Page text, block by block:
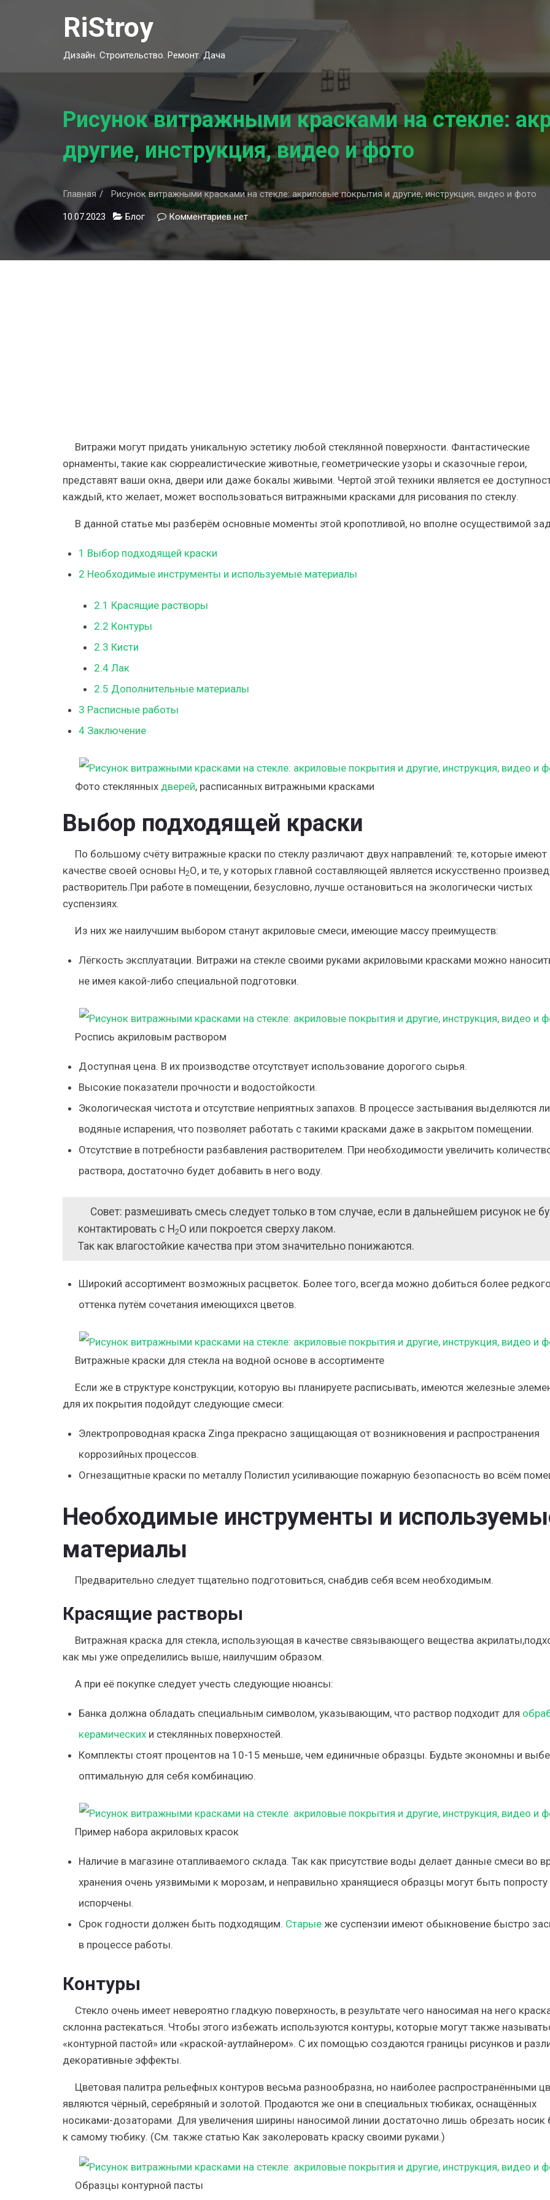
RiStroy
Дизайн. Строительство. Ремонт. Дача
Рисунок витражными красками на стекле:
другие, инструкция, видео и фото
Главная Рисунок витражными красками на стекле: акриловые покрытия и другие, инструкция, видео и фото
10.07.2023 Блог Комментариевк
записи
витражными
нет
Витражи могут придать уникальную эстетику любой стеклянной поверхности. Фантастические
орнаменты, такие как сюрреалистические животные, геометрические узоры и сказочные герои,
представят ваши окна, двери или даже бокалы живыми. Чертой этой техники является ее
каждый, кто желает, может воспользоваться витражными красками для рисования по стеклу.
В данной статье мы разберём основные моменты этой кропотливой, но вполне осуществимой
1 Выбор подходящей краски
2 Необходимые инструменты и используемые материалы
2.1 Красящие растворы
2.2 Контуры
2.3 Кисти
2.4 Лак
2.5 Дополнительные материалы
3 Расписные работы
4Заключение
Фото стеклянных дверей, расписанных витражными красками
Выбор подходящей краски
По большому счёту витражные краски по стеклу различают двух направлений: те, которые имеют
качестве своей основы Н2О, и те, у которых главной составляющей является искусственно
растворитель.При работе в помещении, безусловно, лучше остановиться на экологически чистых
суспензиях.
Из них же наилучшим выбором станут акриловые смеси, имеющие массу преимуществ:
Лёгкость эксплуатации. Витражи на стекле своими руками акриловыми красками можно
не имея какой-либо специальной подготовки.
Роспись акриловым раствором
Доступная цена. В их производстве отсутствует использование дорогого сырья.
Высокие показатели прочности и водостойкости.
Экологическая чистота и отсутствие неприятных запахов. В процессе застывания выделяются
водяные испарения, что позволяет работать с такими красками даже в закрытом помещении.
Отсутствие в потребности разбавления растворителем. При необходимости увеличить
раствора, достаточно будет добавить в него воду.
Совет: размешивать смесь следует только в том случае, если в дальнейшем рисунок не
контактировать с Н2О или покроется сверху лаком.
Так как влагостойкие качества при этом значительно понижаются.
Широкий ассортимент возможных расцветок. Более того, всегда можно добиться более редкого
оттенка путём сочетания имеющихся цветов.
Витражные краски для стекла на водной основе в ассортименте
Если же в структуре конструкции, которую вы планируете расписывать, имеются железные
для их покрытия подойдут следующие смеси:
Электропроводная краска Zinga прекрасно защищающая от возникновения и распространения
коррозийных процессов.
Огнезащитные краски по металлу Полистил усиливающие пожарную безопасность во всём
Необходимые инструменты и
материалы
Предварительно следует тщательно подготовиться, снабдив себя всем необходимым.
Красящие растворы
Витражная краска для стекла, использующая в качестве связывающего вещества
как мы уже определились выше, наилучшим образом.
А при её покупке следует учесть следующие нюансы:
Банка должна обладать специальным символом, указывающим, что раствор подходит для
керамическихи стеклянных поверхностей.
Комплекты стоят процентов на 10-15 меньше, чем единичные образцы. Будьте экономны и
оптимальную для себя комбинацию.
Пример набора акриловых красок
Наличие в магазине отапливаемого склада. Так как присутствие воды делает данные смеси во
хранения очень уязвимыми к морозам, и неправильно хранящиеся образцы могут быть попросту
испорчены.
Срок годности должен быть подходящим. Старыеже суспензии имеют обыкновение быстро
в процессе работы.
Контуры
Стекло очень имеет невероятно гладкую поверхность, в результате чего наносимая на него
склонна растекаться. Чтобы этого избежать используются контуры, которые могут также
«контурной пастой» или «краской-аутлайнером». С их помощью создаются границы рисунков и
декоративные эффекты.
Цветовая палитра рельефных контуров весьма разнообразна, но наиболее распространёнными
являются чёрный, серебряный и золотой. Продаются же они в специальных тюбиках, оснащённых
носиками-дозаторами. Для увеличения ширины наносимой линии достаточно лишь обрезать носик
к самому тюбику. (См. также статью Как заколеровать краску своими руками.)
Образцы контурной пасты